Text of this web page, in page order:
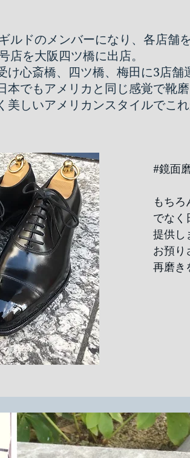
ルドのメンバーになり、 各店舗
店を大阪四ツ橋に出店。
心斎橋、四ツ橋、梅田に3店舗
本でもアメリカと同じ感覚で靴
美しいアメリカンスタイルでこ
#鏡面
もちろ
でなく
提供し
お預り
再磨き